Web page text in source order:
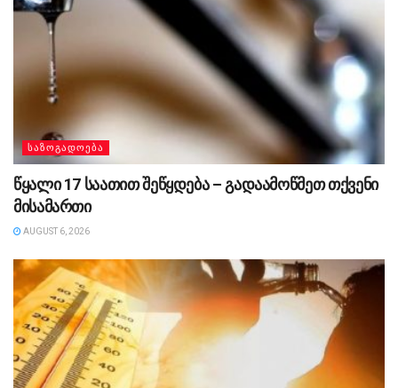
ᲡᲐᲖᲝᲒᲐᲓᲝᲔᲑᲐ
წყალი 17 საათით შეწყდება – გადაამოწმეთ თქვენი
მისამართი
AUGUST 6, 2026